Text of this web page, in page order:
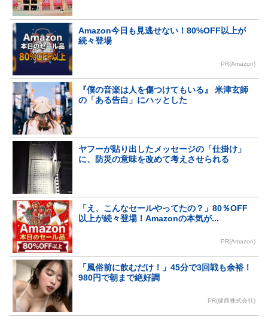
Amazon今日も見逃せない！80%OFF以上が
続々登場
PR(Amazon)
『僕の音楽は人を傷つけてもいる』 米津玄師
の「ある告白」にハッとした
ヤフーが貼り出したメッセージの「仕掛け」
に、防災の意味を改めて考えさせられる
「え、こんなセールやってたの？」80％OFF
以上が続々登場！Amazonの本気が...
PR(Amazon)
「風俗前に飲むだけ！」45分で3回戦も余裕！
980円で朝まで絶好調
PR(健商株式会社)